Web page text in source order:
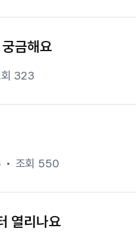
금해요
323
조회 550
열리나요